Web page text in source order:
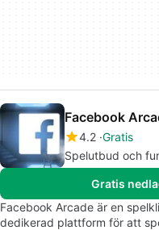
Facebook
4.2 Gratis
Spelutbud och
Gratis
Facebook Arcade är en
dedikerad plattform för att